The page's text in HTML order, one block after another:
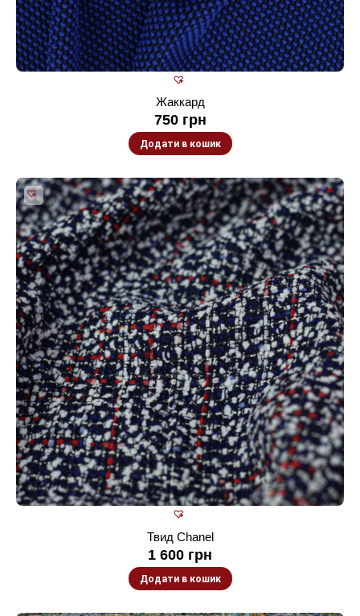
Жаккард
750 грн
Додати в кошик
Твид Chanel
1 600 грн
Додати в кошик